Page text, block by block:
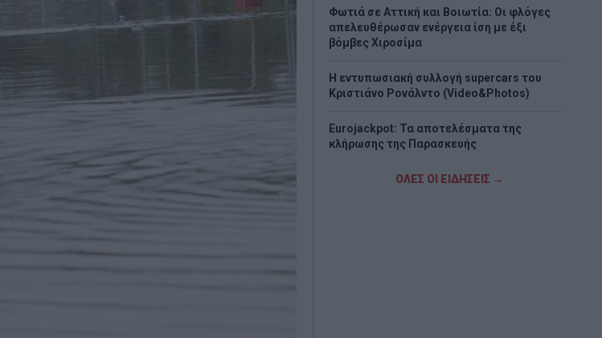
Φωτιά σε Αττική και Βοιωτία: Οι φλόγες
απελευθέρωσαν ενέργεια ίση με έξι
βόμβες Χιροσίμα
H εντυπωσιακή συλλογή supercars του
Κριστιάνο Ρονάλντο (Video&Photos)
Eurojackpot: Τα αποτελέσματα της
κλήρωσης της Παρασκευής
Νέο σχέδιο Πούτιν «βλέπουν» οι ΗΠΑ - Το
ΟΛΕΣ ΟΙ ΕΙΔΗΣΕΙΣ →